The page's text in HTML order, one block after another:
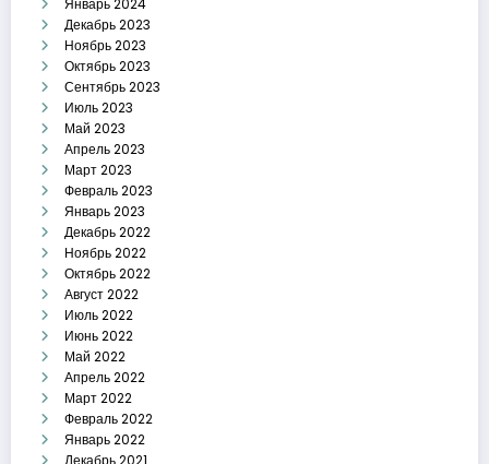
Декабрь 2023
Ноябрь 2023
Октябрь 2023
Сентябрь 2023
Июль 2023
Май 2023
Апрель 2023
Март 2023
Февраль 2023
Январь 2023
Декабрь 2022
Ноябрь 2022
Октябрь 2022
Август 2022
Июль 2022
Июнь 2022
Май 2022
Апрель 2022
Март 2022
Февраль 2022
Январь 2022
Декабрь 2021